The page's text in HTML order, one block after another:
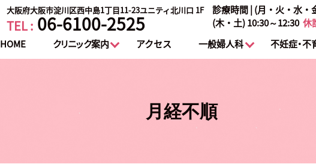
大阪府大阪市淀川区西中島1丁目11-23ユニティ北川口 1F
TEL : 06-6100-2525
診療時間 | (月・火・水・
(木・土) 10:30～12:30 休
HOME
クリニック案内 アクセス 一般婦人科 不妊症・不
月経不順